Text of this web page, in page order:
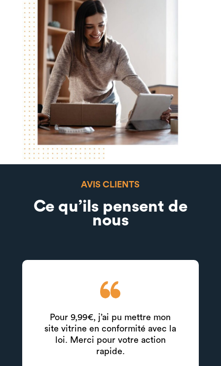
AVIS CLIENTS
Ce qu’ils pensent de
nous
Pour 9,99€, j’ai pu mettre mon
site vitrine en conformité avec la
loi. Merci pour votre action
rapide.